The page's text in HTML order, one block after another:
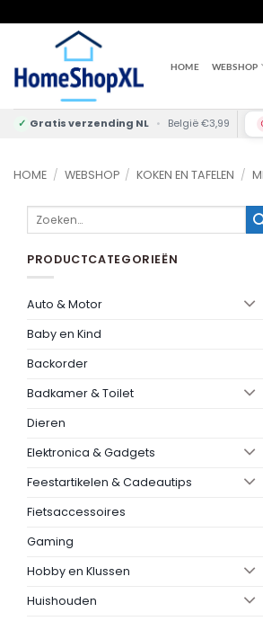
to
HOME WEBSHOP
✓ Gratis verzending NL • België €3,99
HOME / WEBSHOP / KOKEN EN TAFELEN /
Zoeken
PRODUCTCATEGORIEËN
Auto & Motor
Baby en Kind
Backorder
Badkamer & Toilet
Dieren
Elektronica & Gadgets
Feestartikelen & Cadeautips
Fietsaccessoires
Gaming
Hobby en Klussen
Huishouden